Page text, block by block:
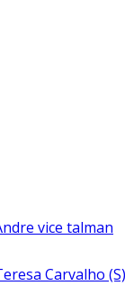
vice talman
Carvalho (S)